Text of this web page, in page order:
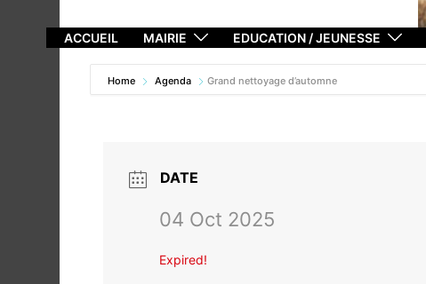
ACCUEIL MAIRIE EDUCATION / JEUNESSE
Home Agenda Grand nettoyage d’automne
DATE
04 Oct 2025
Expired!